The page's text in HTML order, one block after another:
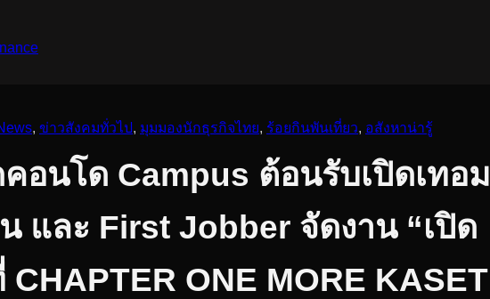
, ข่าวสังคมทั่วไป, มุมมองนักธุรกิจไทย, ร้อยกินพันเที่ยว, อสังหาน่ารู้
อนโด Campus ต้อนรับเปิดเทอม
และ First Jobber จัดงาน “เปิด
CHAPTER ONE MORE KASET